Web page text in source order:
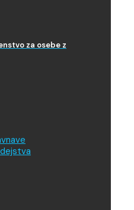
za osebe z